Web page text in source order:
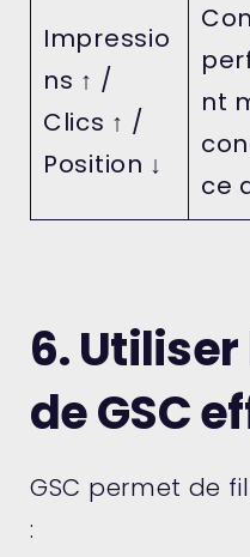
Impressio
ns ↑ /
Clics ↑ /
Position ↓
nt
ce
6.
de GSC
GSC permet de
: